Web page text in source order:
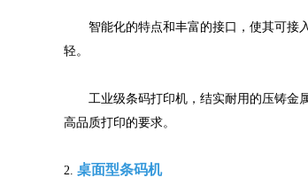
智能化的特点和丰富的接口，使其可接入
轻。
工业级条码打印机，结实耐用的压铸金属
高品质打印的要求。
2. 桌面型条码机